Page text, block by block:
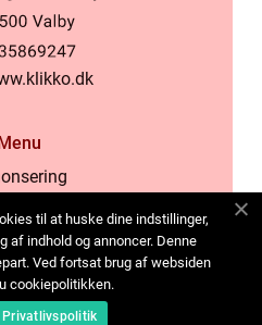
Menu
oss
til at huske dine indstillinger,
af indhold og annoncer. Denne
Ved fortsat brug af websiden
cookiepolitikken.
Privatlivspolitik